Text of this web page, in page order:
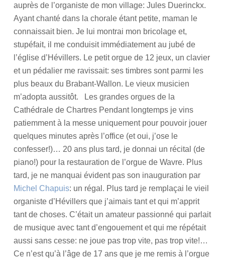
auprès de l’organiste de mon village: Jules Duerinckx.
Ayant chanté dans la chorale étant petite, maman le
connaissait bien. Je lui montrai mon bricolage et,
stupéfait, il me conduisit immédiatement au jubé de
l’église d’Hévillers. Le petit orgue de 12 jeux, un clavier
et un pédalier me ravissait: ses timbres sont parmi les
plus beaux du Brabant-Wallon. Le vieux musicien
m’adopta aussitôt. Les grandes orgues de la
Cathédrale de Chartres Pendant longtemps je vins
patiemment à la messe uniquement pour pouvoir jouer
quelques minutes après l’office (et oui, j’ose le
confesser!)… 20 ans plus tard, je donnai un récital (de
piano!) pour la restauration de l’orgue de Wavre. Plus
tard, je ne manquai évident pas son inauguration par
Michel Chapuis: un régal. Plus tard je remplaçai le vieil
organiste d’Hévillers que j’aimais tant et qui m’apprit
tant de choses. C’était un amateur passionné qui parlait
de musique avec tant d’engouement et qui me répétait
aussi sans cesse: ne joue pas trop vite, pas trop vite!…
Ce n’est qu’à l’âge de 17 ans que je me remis à l’orgue